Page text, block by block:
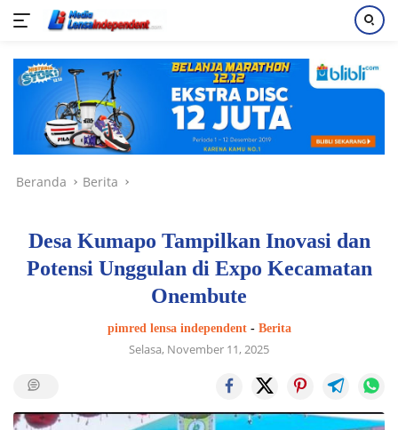
konten
Beranda Berita
Desa Kumapo Tampilkan Inovasi dan
Potensi Unggulan di Expo Kecamatan
Onembute
pimred lensa independent- Berita
Selasa, November 11, 2025